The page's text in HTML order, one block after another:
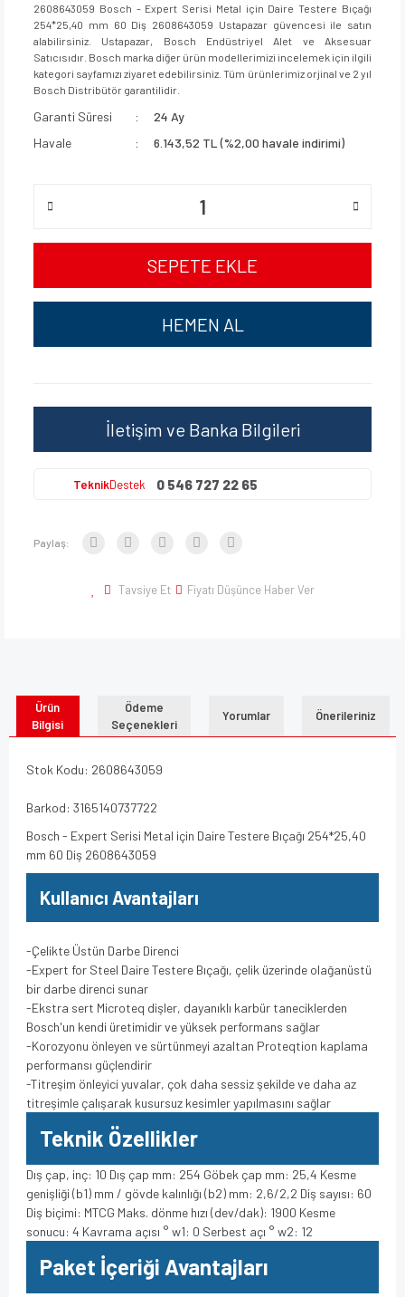
2608643059 Bosch - Expert Serisi Metal için Daire Testere Bıçağı
254*25,40 mm 60 Diş 2608643059 Ustapazar güvencesi ile satın
alabilirsiniz. Ustapazar, Bosch Endüstriyel Alet ve Aksesuar
Satıcısıdır. Bosch marka diğer ürün modellerimizi incelemek için ilgili
kategori sayfamızı ziyaret edebilirsiniz. Tüm ürünlerimiz orjinal ve 2 yıl
Bosch Distribütör garantilidir.
Garanti Süresi
24 Ay
Havale
6.143,52 TL (%2,00 havale indirimi)
SEPETE EKLE
HEMEN AL
İletişim ve Banka Bilgileri
TeknikDestek 0 546 727 22 65
Paylaş:
Tavsiye Et Fiyatı Düşünce Haber Ver
Ürün
Bilgisi
Ödeme
Seçenekleri
Yorumlar Önerileriniz
Stok Kodu: 2608643059
Barkod: 3165140737722
Bosch - Expert Serisi Metal için Daire Testere Bıçağı 254*25,40
mm 60 Diş 2608643059
Kullanıcı Avantajları
-Çelikte Üstün Darbe Direnci
-Expert for Steel Daire Testere Bıçağı, çelik üzerinde olağanüstü
bir darbe direnci sunar
-Ekstra sert Microteq dişler, dayanıklı karbür taneciklerden
Bosch'un kendi üretimidir ve yüksek performans sağlar
-Korozyonu önleyen ve sürtünmeyi azaltan Proteqtion kaplama
performansı güçlendirir
-Titreşim önleyici yuvalar, çok daha sessiz şekilde ve daha az
titreşimle çalışarak kusursuz kesimler yapılmasını sağlar
Teknik Özellikler
Dış çap, inç: 10 Dış çap mm: 254 Göbek çap mm: 25,4 Kesme
genişliği (b1) mm / gövde kalınlığı (b2) mm: 2,6/2,2 Diş sayısı: 60
Diş biçimi: MTCG Maks. dönme hızı (dev/dak): 1900 Kesme
sonucu: 4 Kavrama açısı ° w1: 0 Serbest açı ° w2: 12
Paket İçeriği Avantajları